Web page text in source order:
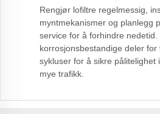
Rengjør lofiltre regelmessig,
myntmekanismer og planlegg
service for å forhindre nedetid.
korrosjonsbestandige deler for
sykluser for å sikre pålitelighet
mye trafikk.